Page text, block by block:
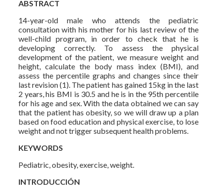
ABSTRACT
14-year-old male who attends the pediatric
consultation with his mother for his last review of the
well-child program, in order to check that he is
developing correctly. To assess the physical
development of the patient, we measure weight and
height, calculate the body mass index (BMI), and
assess the percentile graphs and changes since their
last revision (1). The patient has gained 15kg in the last
2 years, his BMI is 30.5 and he is in the 95th percentile
for his age and sex. With the data obtained we can say
that the patient has obesity, so we will draw up a plan
based on food education and physical exercise, to lose
weight and not trigger subsequent health problems.
KEYWORDS
Pediatric, obesity, exercise, weight.
INTRODUCCIÓN